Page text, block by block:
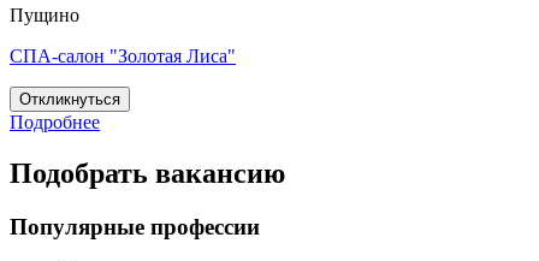
Пущино
СПА-салон "Золотая Лиса"
Откликнуться
Подробнее
Подобрать вакансию
Популярные профессии